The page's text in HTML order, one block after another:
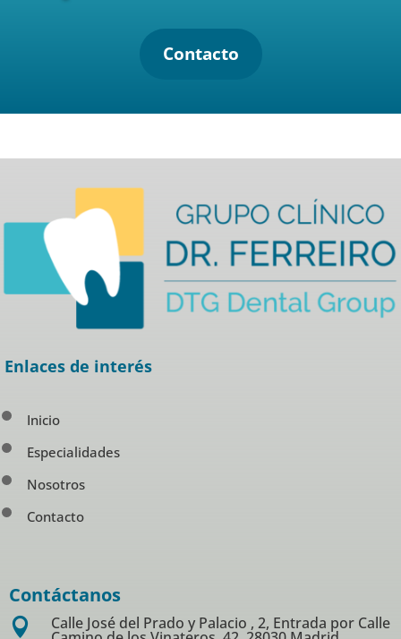
Contacto
Enlaces de interés
Inicio
Especialidades
Nosotros
Contacto
Contáctanos
 Calle José del Prado y Palacio , 2, Entrada por Calle